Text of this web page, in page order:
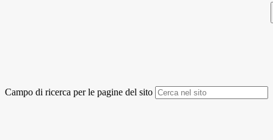
Campo di ricerca per le pagine del sito